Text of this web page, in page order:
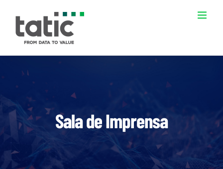
conteúdo
Sala de Imprensa